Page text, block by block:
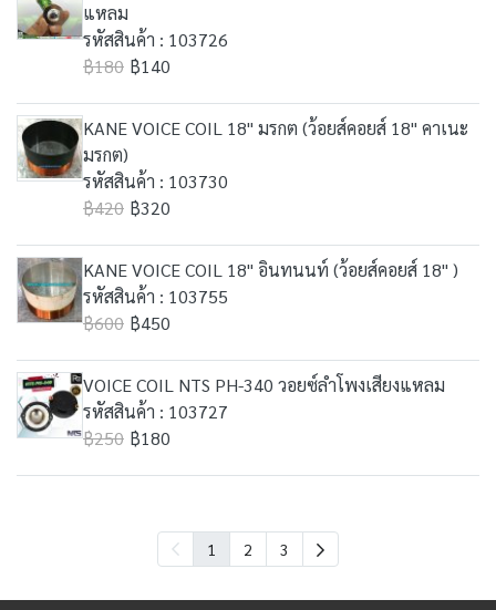
แหลม
รหัสสินค้า : 103726
฿180 ฿140
KANE VOICE COIL 18" มรกต (ว้อยส์คอยส์ 18" คาเนะ
มรกต)
รหัสสินค้า : 103730
฿420 ฿320
KANE VOICE COIL 18" อินทนนท์ (ว้อยส์คอยส์ 18" )
รหัสสินค้า : 103755
฿600 ฿450
VOICE COIL NTS PH-340 วอยซ์ลำโพงเสียงแหลม
รหัสสินค้า : 103727
฿250 ฿180
1 2 3